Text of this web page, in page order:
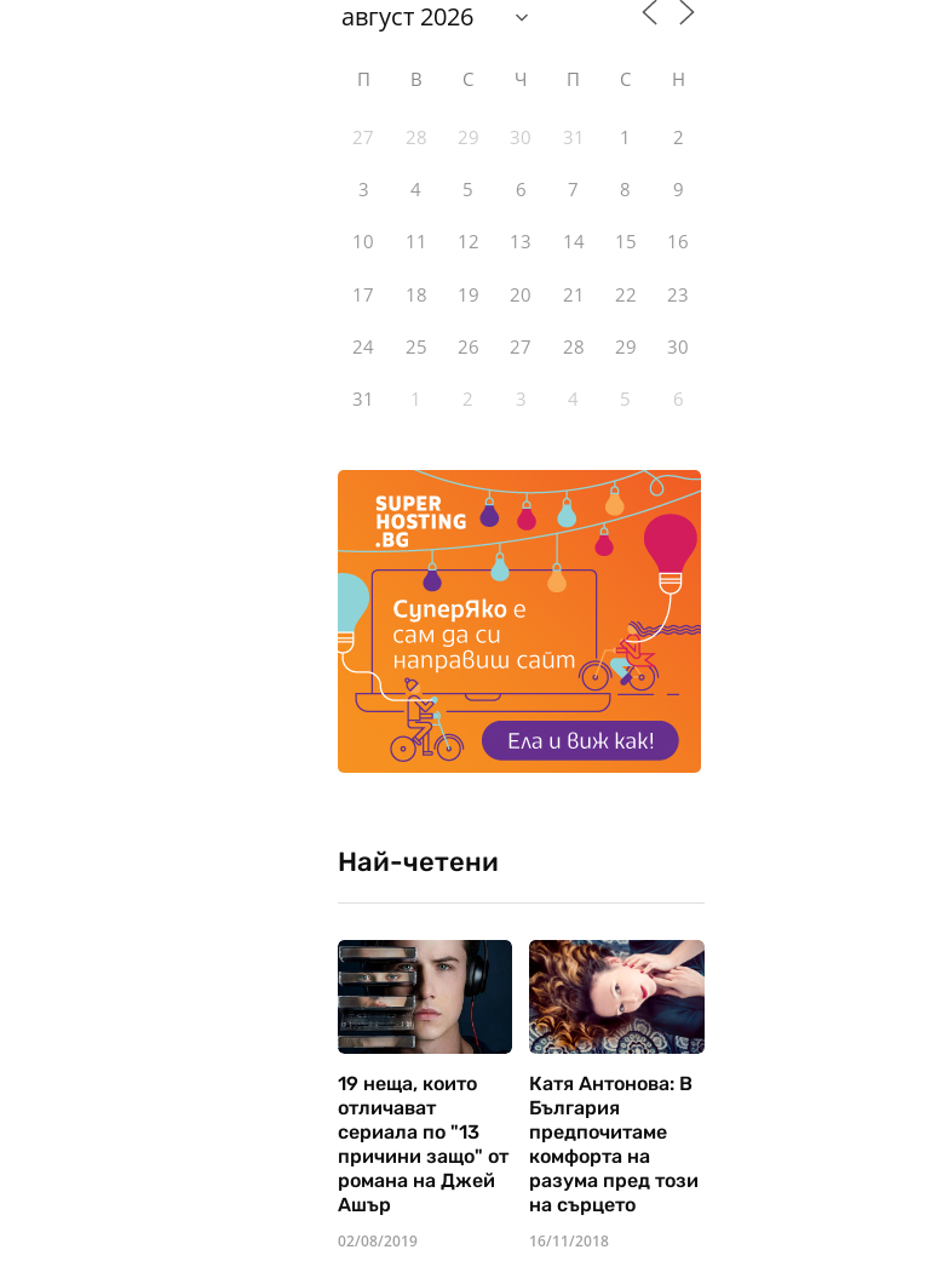
П В С Ч П С Н
27 28 29 30 31 1 2
3 4 5 6 7 8 9
10 11 12 13 14 15 16
17 18 19 20 21 22 23
24 25 26 27 28 29 30
31 1 2 3 4 5 6
Най-четени
19 неща, които
отличават
сериала по "13
причини защо" от
романа на Джей
Ашър
02/08/2019
Катя Антонова: В
България
предпочитаме
комфорта на
разума пред този
на сърцето
16/11/2018